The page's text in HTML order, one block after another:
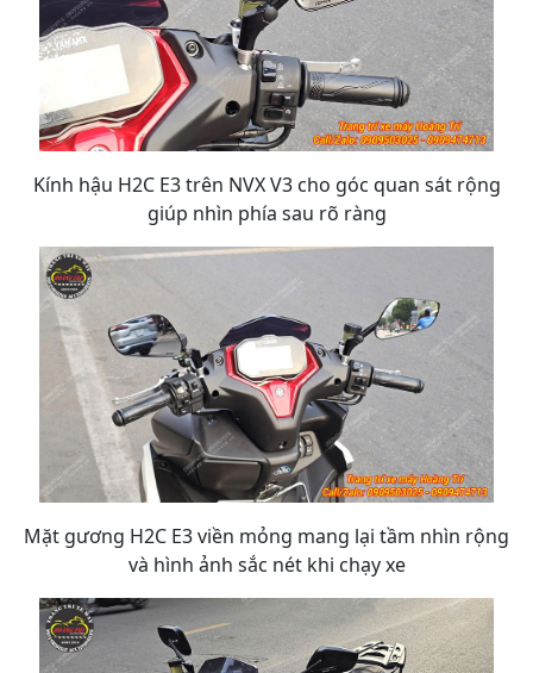
Kính hậu H2C E3 trên NVX V3 cho góc quan sát rộng
giúp nhìn phía sau rõ ràng
Mặt gương H2C E3 viền mỏng mang lại tầm nhìn rộng
và hình ảnh sắc nét khi chạy xe